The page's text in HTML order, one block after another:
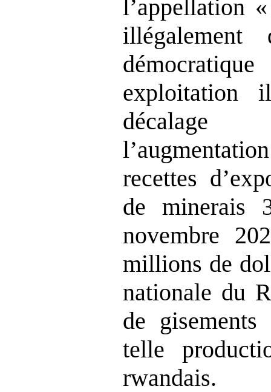
l’appellation
exploitation
décalage
l’
recettes d’
de minerais
novembre
millions de
nationale du
de
telle
rwandais.